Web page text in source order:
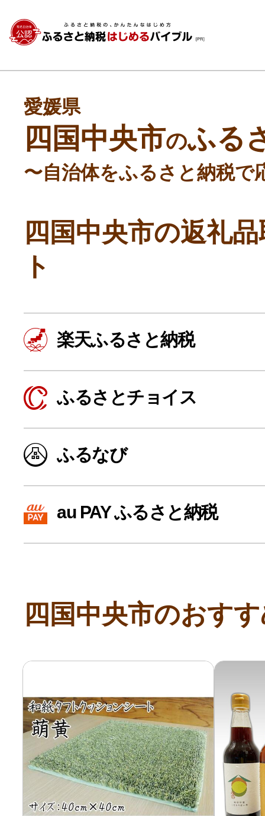
ふるさと納税徹底比較
寄付上限額シミュレーション
給与所得者版
個人事業・フリーランス
ふるさと納税の基礎知識
愛媛県
四国中央市のふる
〜自治体をふるさと納税で
四国中央市の返礼
ト
楽天ふるさと納税
ふるさとチョイス
ふるなび
au PAY ふるさと納税
四国中央市のおす